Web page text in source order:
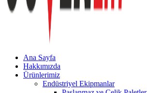
Ana Sayfa
Hakkımızda
Ürünlerimiz
Endüstriyel Ekipmanlar